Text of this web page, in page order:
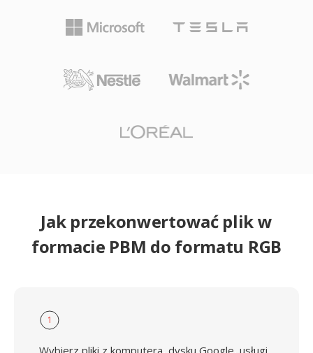
Jak przekonwertować plik w
formacie PBM do formatu RGB
1
Wybierz pliki z komputera, dysku Google, usługi